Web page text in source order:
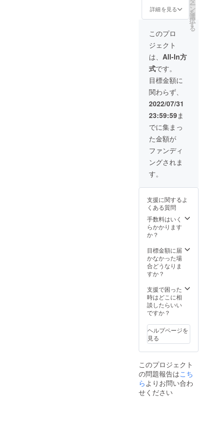
・ビー
ツ ・紫
白菜 ・
レッド
キャベ
ツ ・
リーキ
・ミニ
トマト
mix ・
ペコロ
ス など
西洋野
菜や珍
しい野
菜の詰
合せ。
※お届け
予定
日：
ビール
の発送
となる
可能性
があり
ます。
ビール
年3月ま
で）・
野菜
セット
年9~10
月）
詳細を見る ー
ン
を
選
択
す
る
このプロ
ジェクト
は、 All-In方
式です。
目標金額に
関わらず、
2022/07/31
23:59:59ま
でに集まっ
た金額が
ファンディ
ングされま
す。
支援に関するよ
くある質問
手数料はいく
らかかります
か？
目標金額に届
かなかった場
合どうなりま
すか？
支援で困った
時はどこに相
談したらいい
ですか？
ヘルプページを
見る
このプロジェクト
の問題報告はこち
らよりお問い合わ
せください